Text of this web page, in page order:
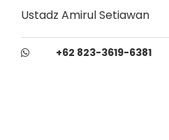
Ustadz Amirul Setiawan
+62 823-3619-6381